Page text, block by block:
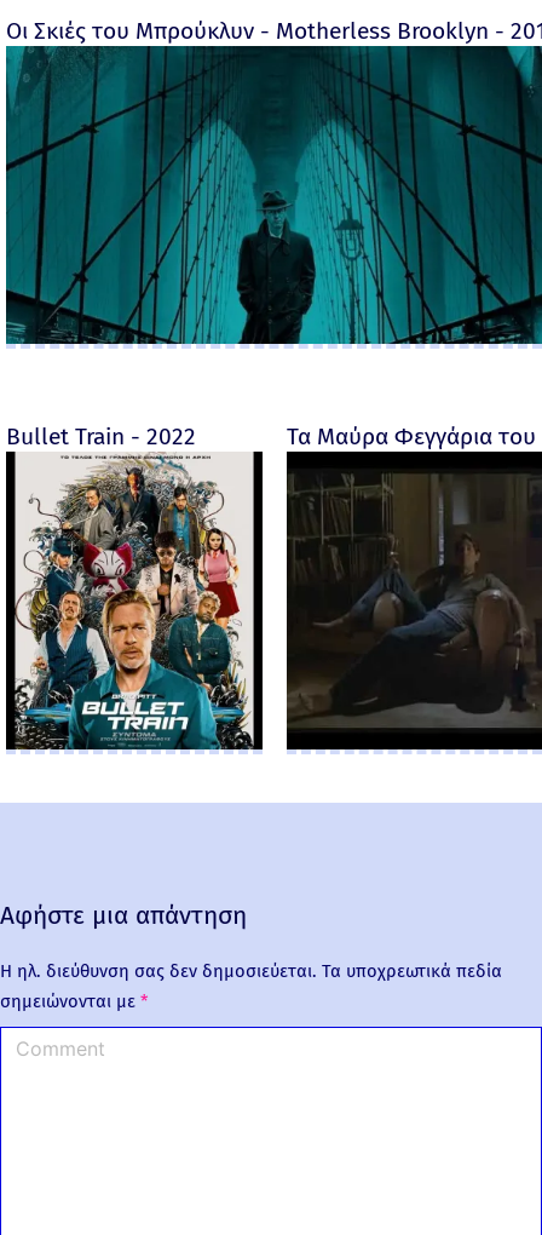
Οι Σκιές του Μπρούκλυν - Motherless Brooklyn -
Bullet Train - 2022 Τα Μαύρα Φεγγάρια
Αφήστε μια απάντηση
Η ηλ. διεύθυνση σας δεν δημοσιεύεται. Τα υποχρεωτικά πεδία
σημειώνονται με *